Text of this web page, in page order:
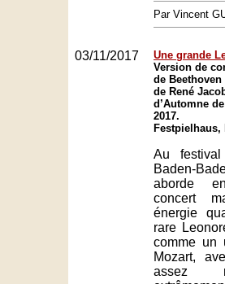
Par Vincent
03/11/2017
Une grande
Version de
de
de René
d’Automne
2017.
Festpielhaus,
Au festival
Baden-
aborde
concert
énergie
rare
comme un
Mozart,
assez